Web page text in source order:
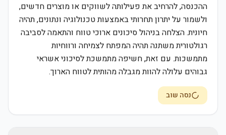
ההכנסה, להרחיב את פעילותה לשווקים או מוצרים חדשים,
ולשמור על יתרון תחרותי באמצעות טכנולוגיה ונתונים, תהיה
חיונית. הצלחה בניהול סיכונים ארוכי טווח והתאמה לסביבה
רגולטורית משתנה תהיה המפתח לצמיחה ורווחיות
מתמשכות. עם זאת, חשיפה מתמשכת לסיכוני אשראי
גבוהים עלולה להוות מגבלה מהותית לטווח הארוך.
נסה שוב